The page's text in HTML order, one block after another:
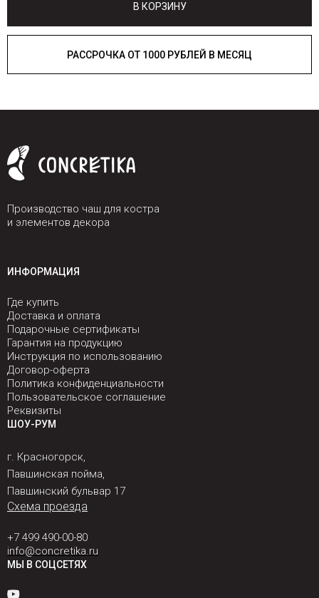
В КОРЗИНУ
РАССРОЧКА ОТ 1000 РУБЛЕЙ В МЕСЯЦ
Производство чаш для костра
и элементов декора
ИНФОРМАЦИЯ
Где купить
Доставка и оплата
Подарочные сертификаты
Гарантия на продукцию
Инструкция по использованию
Договор-оферта
Политика конфиденциальности
Пользовательское соглашение
Реквизиты
ШОУ-РУМ
г. Красногорск,
Павшинская пойма,
Павшинский бульвар 17
Схема проезда
+7 499 490-00-80
info@concretika.ru
МЫ В СОЦСЕТЯХ